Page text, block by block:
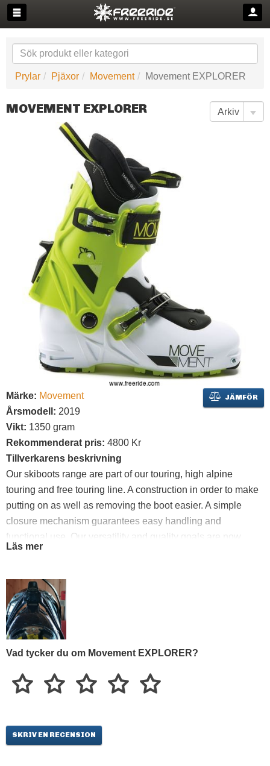
Prylar Pjäxor Movement Movement EXPLORER
MOVEMENT EXPLORER
JÄMFÖR
Märke: Movement
Årsmodell: 2019
Vikt: 1350 gram
Rekommenderat pris: 4800 Kr
Tillverkarens beskrivning
Our skiboots range are part of our touring, high alpine
touring and free touring line. A construction in order to make
putting on as well as removing the boot easier. A simple
closure mechanism guarantees easy handling and
functional use. Our versatility and quality goals are now
reached in this sector. They have improved the boots
target customer is defined and this boot’s range responds
completely to the enthusiast & professional ski touring
demand. For this season, a special nod to our expert
customers who are looking for lightness and extreme
MOUNTAIN PASSION
Läs mer
Vad tycker du om Movement EXPLORER?
SKRIV EN RECENSION